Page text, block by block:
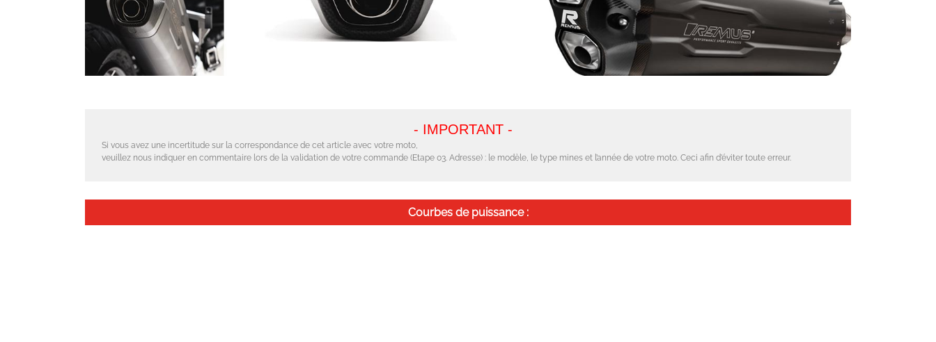
- IMPORTANT -
Si vous avez une incertitude sur la correspondance de cet article avec votre moto,
veuillez nous indiquer en commentaire lors de la validation de votre commande (Etape 03. Adresse) : le modèle, le type mines et l’année de votre moto. Ceci afin d’éviter toute erreur.
Courbes de puissance :